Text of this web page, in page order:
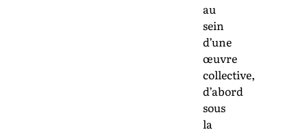
au
sein
d’une
œuvre
collective,
d’abord
sous
la